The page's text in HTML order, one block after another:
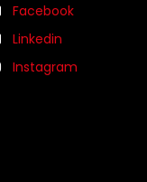
Facebook
Linkedin
Instagram